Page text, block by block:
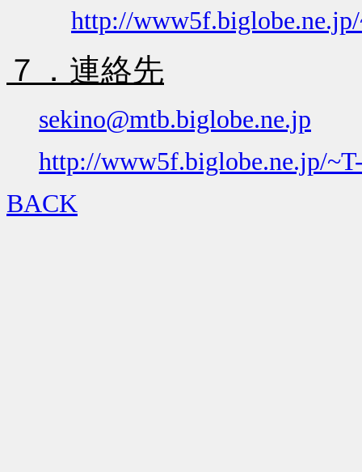
http://
７．連絡先
sekino@mtb.biglobe.ne.jp
http://www5f.biglobe.ne.jp/
BACK